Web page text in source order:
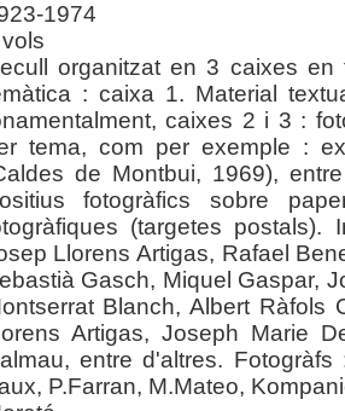
1974
organitzat en 3 caixes
: caixa 1. Material
caixes 2 i 3 :
tema, com per exemple :
de Montbui, 1969),
fotogràfics sobre
(targetes
Llorens Artigas, Rafael
Gasch, Miquel Gaspar,
Blanch, Albert Ràfols
Artigas, Joseph Marie
entre d'altres.
P.Farran, M.Mateo,